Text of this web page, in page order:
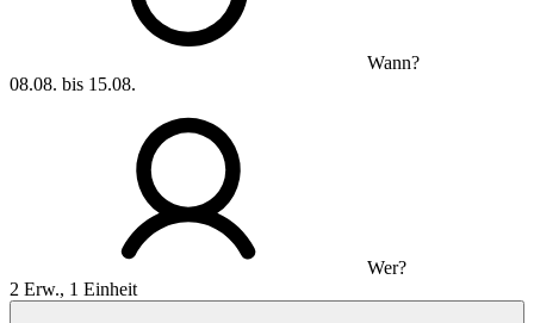
Wann?
08.08. bis 15.08.
Wer?
2 Erw., 1 Einheit